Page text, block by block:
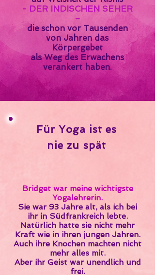
- DER INDISCHEN SEHER
–
die schon vor Tausenden
von Jahren das
Körpergebet
als Weg des Erwachens
verankert haben.
Für Yoga ist es
nie zu spät
Bridget war meine wichtigste
Yogalehrerin.
Sie war 93 Jahre alt, als ich bei
ihrin Südfrankreich lebte.
Natürlich hatte sie nicht mehr
Kraft wie in ihren jungen Jahren.
Auch ihre Knochen machten nicht
mehr alles mit.
Aber ihr Geist war unendlich und
frei.